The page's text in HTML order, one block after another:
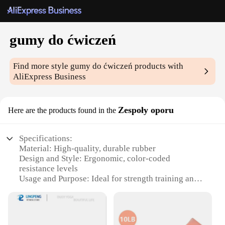
gumy do ćwiczeń
Find more style gumy do ćwiczeń products with
AliExpress Business
Here are the products found in the Zespoły oporu
Specifications:
Material: High-quality, durable rubber
Design and Style: Ergonomic, color-coded
resistance levels
Usage and Purpose: Ideal for strength training and
Typical Adaptive Scenario: Suitable for various
fitness levels, from beginners to advanced
Shape or Size or Weight or Quantity: Available in